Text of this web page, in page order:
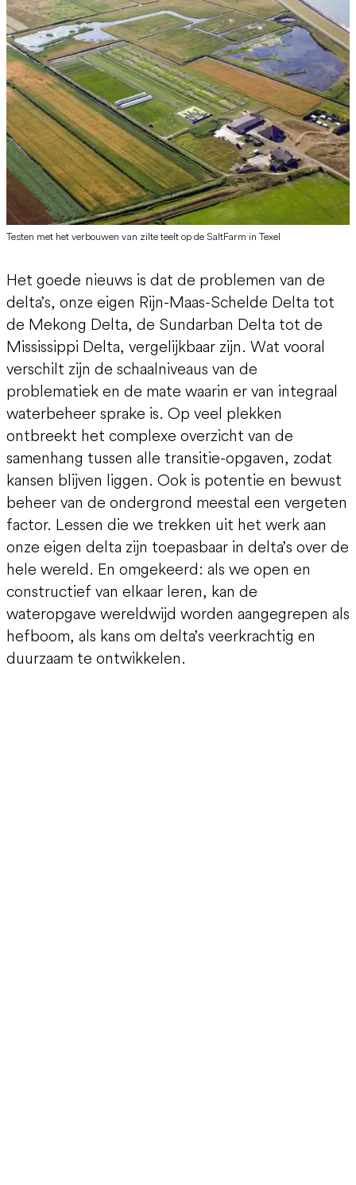
Testen met het verbouwen van zilte teelt op de SaltFarm in Texel
Het goede nieuws is dat de problemen van de
delta’s, onze eigen Rijn-Maas-Schelde Delta tot
de Mekong Delta, de Sundarban Delta tot de
Mississippi Delta, vergelijkbaar zijn. Wat vooral
verschilt zijn de schaalniveaus van de
problematiek en de mate waarin er van integraal
waterbeheer sprake is. Op veel plekken
ontbreekt het complexe overzicht van de
samenhang tussen alle transitie-opgaven, zodat
kansen blijven liggen. Ook is potentie en bewust
beheer van de ondergrond meestal een vergeten
factor. Lessen die we trekken uit het werk aan
onze eigen delta zijn toepasbaar in delta’s over de
hele wereld. En omgekeerd: als we open en
constructief van elkaar leren, kan de
wateropgave wereldwijd worden aangegrepen als
hefboom, als kans om delta’s veerkrachtig en
duurzaam te ontwikkelen.